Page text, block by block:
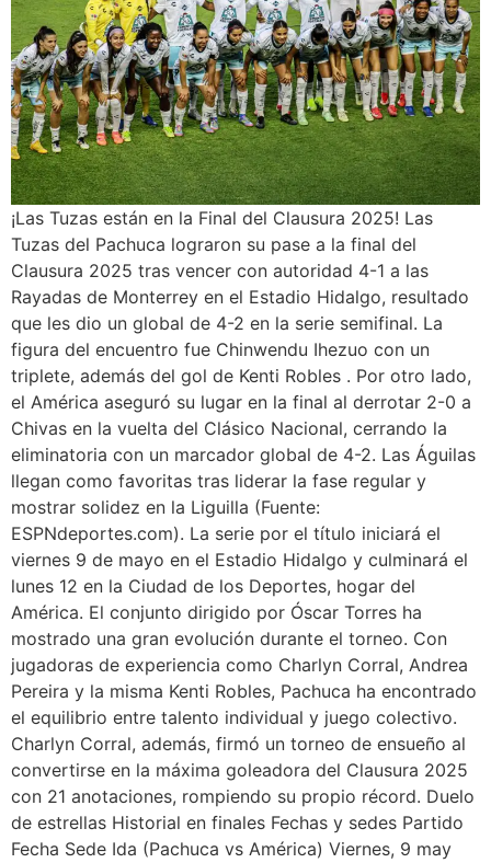
¡Las Tuzas están en la Final del Clausura 2025! Las
Tuzas del Pachuca lograron su pase a la final del
Clausura 2025 tras vencer con autoridad 4-1 a las
Rayadas de Monterrey en el Estadio Hidalgo, resultado
que les dio un global de 4-2 en la serie semifinal. La
figura del encuentro fue Chinwendu Ihezuo con un
triplete, además del gol de Kenti Robles . Por otro lado,
el América aseguró su lugar en la final al derrotar 2-0 a
Chivas en la vuelta del Clásico Nacional, cerrando la
eliminatoria con un marcador global de 4-2. Las Águilas
llegan como favoritas tras liderar la fase regular y
mostrar solidez en la Liguilla (Fuente:
ESPNdeportes.com). La serie por el título iniciará el
viernes 9 de mayo en el Estadio Hidalgo y culminará el
lunes 12 en la Ciudad de los Deportes, hogar del
América. El conjunto dirigido por Óscar Torres ha
mostrado una gran evolución durante el torneo. Con
jugadoras de experiencia como Charlyn Corral, Andrea
Pereira y la misma Kenti Robles, Pachuca ha encontrado
el equilibrio entre talento individual y juego colectivo.
Charlyn Corral, además, firmó un torneo de ensueño al
convertirse en la máxima goleadora del Clausura 2025
con 21 anotaciones, rompiendo su propio récord. Duelo
de estrellas Historial en finales Fechas y sedes Partido
Fecha Sede Ida (Pachuca vs América) Viernes, 9 may